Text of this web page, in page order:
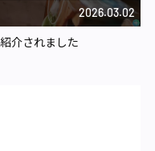
2026.03.02
介されました